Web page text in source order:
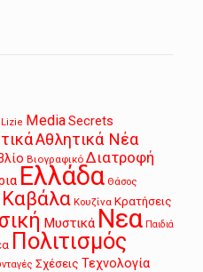
Lizie MediaSecrets
Αθλητικά Νέα
Βιογραφικό Διατροφή
Ελλάδα Θάσος
Καβάλα Κουζίνα Κρατήσεις
Μυστικά Νεα Παιδιά
Πολιτισμός
Σχέσεις Τεχνολογία